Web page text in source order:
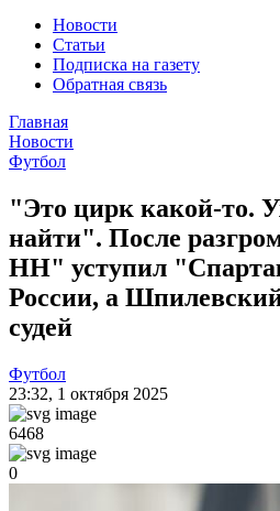
Новости
Статьи
Подписка на газету
Обратная связь
Главная
Новости
Футбол
"Это цирк какой-то.
найти". После
НН" уступил
России, а
судей
Футбол
23:32, 1 октября 2025
6468
0